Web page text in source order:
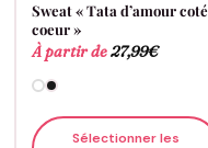
Sweat « Tata d’amour coté
coeur »
À partir de27,99€
Sélectionner les